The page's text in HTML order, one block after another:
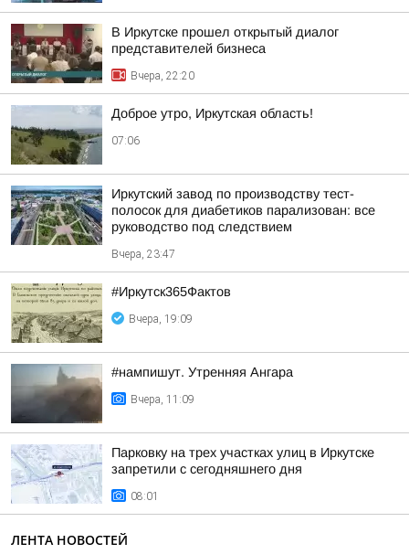
В Иркутске прошел открытый диалог
представителей бизнеса
Вчера, 22:20
Доброе утро, Иркутская область!
07:06
Иркутский завод по производству тест-
полосок для диабетиков парализован: все
руководство под следствием
Вчера, 23:47
#Иркутск365Фактов
Вчера, 19:09
#нампишут. Утренняя Ангара
Вчера, 11:09
Парковку на трех участках улиц в Иркутске
запретили с сегодняшнего дня
08:01
ЛЕНТА НОВОСТЕЙ